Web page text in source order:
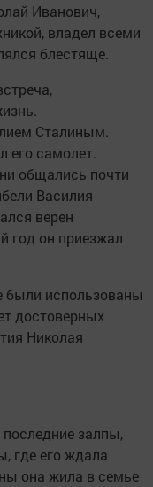
Иванович,
владел всеми
блестяще.
Сталиным.
его самолет.
общались почти
Василия
верен
год он приезжал
были использованы
достоверных
Николая
залпы,
где его ждала
она жила в семье